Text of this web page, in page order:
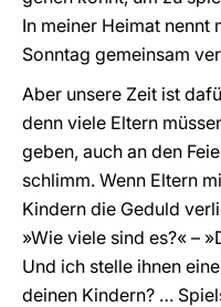
In meiner Heimat nennt
Sonntag gemeinsam
Aber unsere Zeit ist
denn viele Eltern
geben, auch an den
schlimm. Wenn Eltern
Kindern die Geduld
»Wie viele sind es?« –
Und ich stelle ihnen
deinen Kindern? …